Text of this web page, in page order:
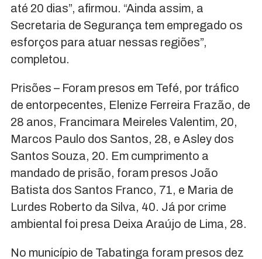
até 20 dias”, afirmou. “Ainda assim, a
Secretaria de Segurança tem empregado os
esforços para atuar nessas regiões”,
completou.
Prisões – Foram presos em Tefé, por tráfico
de entorpecentes, Elenize Ferreira Frazão, de
28 anos, Francimara Meireles Valentim, 20,
Marcos Paulo dos Santos, 28, e Asley dos
Santos Souza, 20. Em cumprimento a
mandado de prisão, foram presos João
Batista dos Santos Franco, 71, e Maria de
Lurdes Roberto da Silva, 40. Já por crime
ambiental foi presa Deixa Araújo de Lima, 28.
No município de Tabatinga foram presos dez